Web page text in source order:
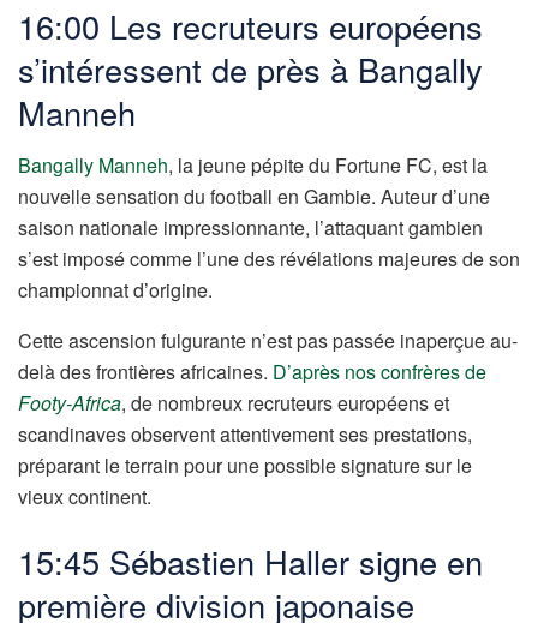
16:00 Les recruteurs européens
s’intéressent de près à Bangally
Manneh
Bangally Manneh, la jeune pépite du Fortune FC, est la
nouvelle sensation du football en Gambie. Auteur d’une
saison nationale impressionnante, l’attaquant gambien
s’est imposé comme l’une des révélations majeures de son
championnat d’origine.
Cette ascension fulgurante n’est pas passée inaperçue au-
delà des frontières africaines. D’après nos confrères de
Footy-Africa, de nombreux recruteurs européens et
scandinaves observent attentivement ses prestations,
préparant le terrain pour une possible signature sur le
vieux continent.
15:45 Sébastien Haller signe en
première division japonaise